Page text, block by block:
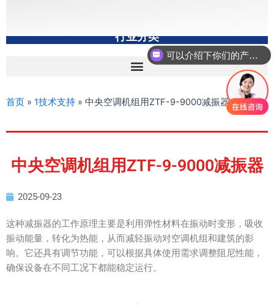
行业分类
首页 » 1技术支持 » 中央空调机组用ZTF-9-9000减振器
中央空调机组用ZTF-9-9000减振器
2025-09-23
这种减振器的工作原理主要是利用弹性材料在振动时变形，吸收
振动能量，转化为热能，从而减轻振动对空调机组和建筑的影
响。它还具有调节功能，可以根据具体使用需求调整阻尼性能，
确保设备在不同工况下都能稳定运行。
可以介绍下你们的产品么？